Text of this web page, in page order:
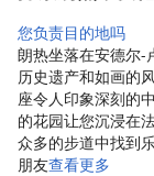
您负责目的地吗
朗热坐落在安德尔-
历史遗产和如画的
座令人印象深刻的
的花园让您沉浸在
众多的步道中找到
朋友查看更多